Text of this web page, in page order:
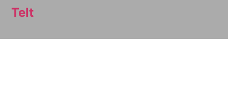
Telt